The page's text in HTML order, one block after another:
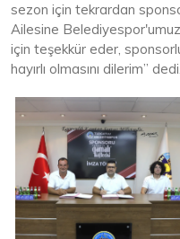
sezon için tekrardan
Ailesine
için teşekkür eder,
hayırlı olmasını dilerim” dedi.